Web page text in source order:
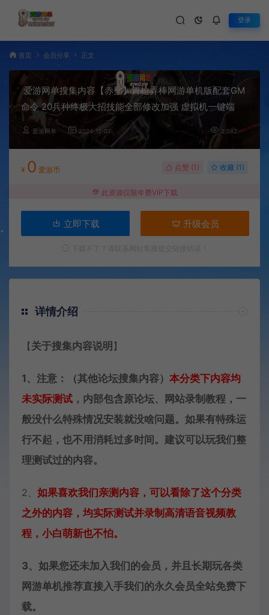
登录
首页 会员分享 正文
爱游网单搜集内容【赤壁】舞枪弄棒网游单机版配套GM
命令 20兵种终极大招技能全部修改加强 虚拟机一键端
爱游网单 2024-12-07 2,082
¥ 0 爱游币 点赞 (1 ) 收藏 (1)
此资源仅限年费VIP下载
立即下载 升级会员
详情介绍
【关于搜集内容说明 】
1、注意：（其他论坛搜集内容） 本分类下内容均
未实际测试 ，内部包含原论坛、网站录制教程，一
般没什么特殊情况安装就没啥问题。如果有特殊运
行不起，也不用消耗过多时间。建议可以玩我们整
理测试过的内容。
2、 如果喜欢我们亲测内容，可以看除了这个分类
之外的内容，均实际测试并录制高清语音视频教
程，小白萌新也不怕。
3、如果您还未加入我们的会员，并且长期玩各类
网游单机推荐直接入手我们的永久会员全站免费下
载。